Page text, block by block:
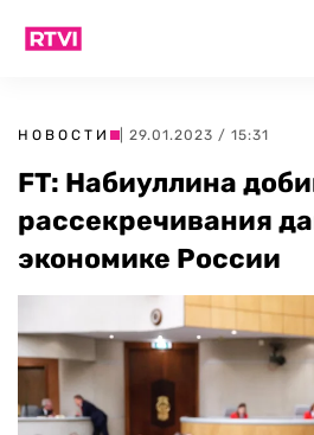
НОВОСТИ | 29.01.2023 / 15:31
FT: Набиуллина
рассекречивания
экономике России